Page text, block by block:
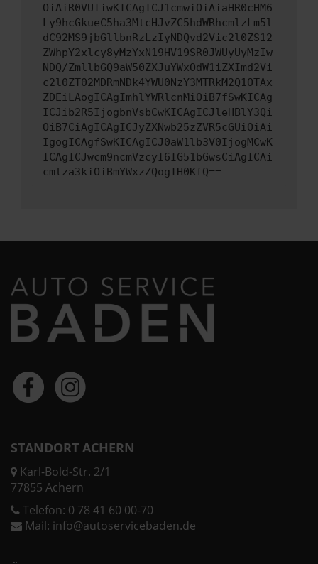
OiAiR0VUIiwKICAgICJ1cmwiOiAiaHR0cHM6
Ly9hcGkueC5ha3MtcHJvZC5hdWRhcmlzLm5l
dC92MS9jbGllbnRzLzIyNDQvd2Vic2l0ZS12
ZWhpY2xlcy8yMzYxN19HV19SR0JWUyUyMzIw
NDQ/ZmllbGQ9aW50ZXJuYWxOdW1iZXImd2Vi
c2l0ZT02MDRmNDk4YWU0NzY3MTRkM2Q1OTAx
ZDEiLAogICAgImhlYWRlcnMiOiB7fSwKICAg
ICJib2R5IjogbnVsbCwKICAgICJleHBlY3Qi
OiB7CiAgICAgICJyZXNwb25zZVR5cGUiOiAi
IgogICAgfSwKICAgICJ0aW1lb3V0IjogMCwK
ICAgICJwcm9ncmVzcyI6IG51bGwsCiAgICAi
cmlza3kiOiBmYWxzZQogIH0KfQ==
STANDORT ACHERN
Karl-Bold-Str. 2/1
77855 Achern
Telefon: 0 78 41 60 00-70
Mail: info@autoservicebaden.de